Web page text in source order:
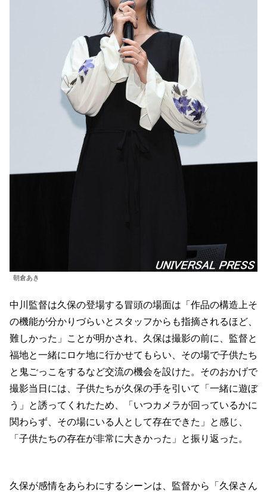
朝倉あき
中川監督は久保の登場する冒頭の場面は「作品の構造上そ
の機能が分かりづらいとスタッフからも指摘されるほど、
難しかった」ことが明かされ、久保は撮影の前に、監督と
福地と一緒にロケ地に行かせてもらい、その場で子供たち
と鬼ごっこをするなど交流の機会を設けた。そのおかげで
撮影当日には、子供たちが久保の手を引いて「一緒に遊ぼ
う」と誘ってくれたため、「いつカメラが回っているかに
関わらず、その場にいる人として存在できた」と感じ、
「子供たちの存在が非常に大きかった」と振り返った。
久保が感情をあらわにするシーンは、監督から「久保さん